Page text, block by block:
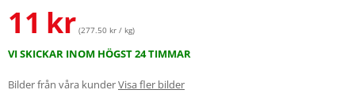
11 kr (277.50 kr / kg)
VI SKICKAR INOM HÖGST 24 TIMMAR
Bilder från våra kunderVisa fler bilder